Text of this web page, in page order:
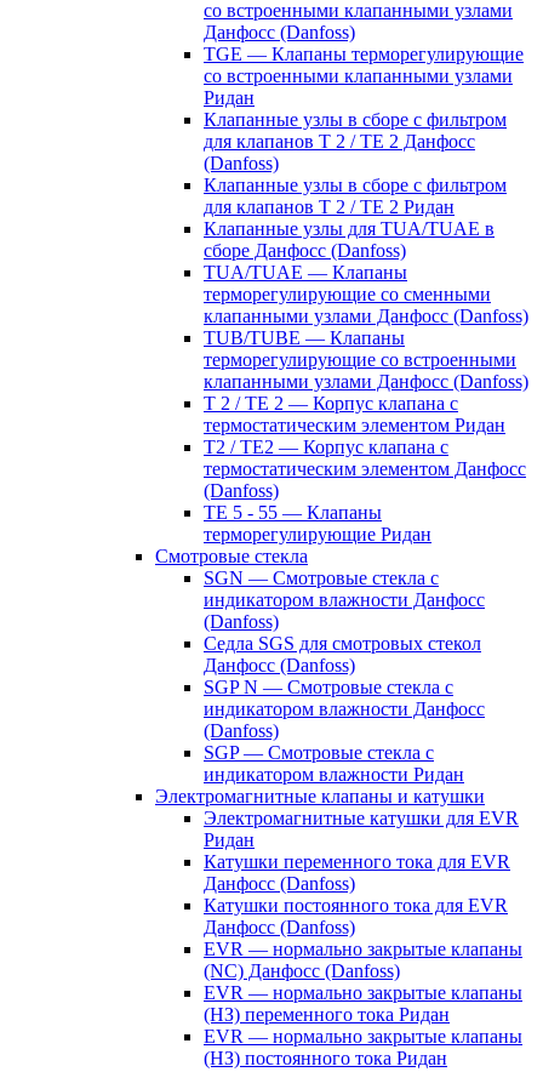
со встроенными клапанными узлами
Данфосс (Danfoss)
TGE — Клапаны терморегулирующие
со встроенными клапанными узлами
Ридан
Клапанные узлы в сборе с фильтром
для клапанов T 2 / TE 2 Данфосс
(Danfoss)
Клапанные узлы в сборе с фильтром
для клапанов T 2 / TE 2 Ридан
Клапанные узлы для TUA/TUAE в
сборе Данфосс (Danfoss)
TUA/TUAE — Клапаны
терморегулирующие со сменными
клапанными узлами Данфосс (Danfoss)
TUB/TUBE — Клапаны
терморегулирующие со встроенными
клапанными узлами Данфосс (Danfoss)
T 2 / TE 2 — Корпус клапана с
термостатическим элементом Ридан
T2 / TE2 — Корпус клапана с
термостатическим элементом Данфосс
(Danfoss)
TE 5 - 55 — Клапаны
терморегулирующие Ридан
Смотровые стекла
SGN — Смотровые стекла с
индикатором влажности Данфосс
(Danfoss)
Седла SGS для смотровых стекол
Данфосс (Danfoss)
SGP N — Смотровые стекла с
индикатором влажности Данфосс
(Danfoss)
SGP — Смотровые стекла с
индикатором влажности Ридан
Электромагнитные клапаны и катушки
Электромагнитные катушки для EVR
Ридан
Катушки переменного тока для EVR
Данфосс (Danfoss)
Катушки постоянного тока для EVR
Данфосс (Danfoss)
EVR — нормально закрытые клапаны
(NC) Данфосс (Danfoss)
EVR — нормально закрытые клапаны
(НЗ) переменного тока Ридан
EVR — нормально закрытые клапаны
(НЗ) постоянного тока Ридан